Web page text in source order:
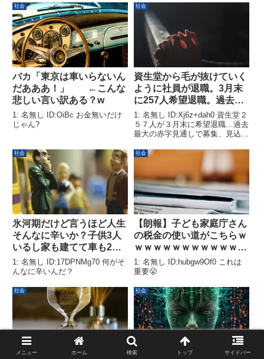
大手監査法人「あずさ監査法人」
が日本の上場企業246社を対象に
行った調査によりま...
2026年7月の「円安」関連倒産動
向によると、7月の倒産件数は5
件...
社会
バカ「東京は車いらないん
だあああ！」 ←こんな
悲しい言い訳ある？w
1: 名無し ID:OiBc お金無いだけ
じゃん?
社会
資生堂から毛が抜けていく
ように社員が退職。3月末
に257人希望退職。過去最
高の赤字
1: 名無し ID:Xj6z+dah0 資生堂２
５７人が３月末に希望退職…過去
最大の赤字見通しで募集、見込み
社会
氷河期だけど言うほど人生
そんなに辛いか？子供3人
いるし家も建てて車も2台
所有でGWも家族旅行に行
ってきて楽しかったが？
1: 名無し ID:17DPNMg70 何がそ
んなに辛いんだ？
社会
【朗報】子ども家庭庁さん
の税金の使い道がこちらｗ
ｗｗｗｗｗｗｗｗｗｗｗｗ
ｗｗｗｗｗｗｗｗｗｗｗｗ
ｗｗｗｗｗ
1: 名無し ID:hubgw9Of0 これは
重要😤
社会 社会
メニュー ホーム 検索 トップ サイドバー